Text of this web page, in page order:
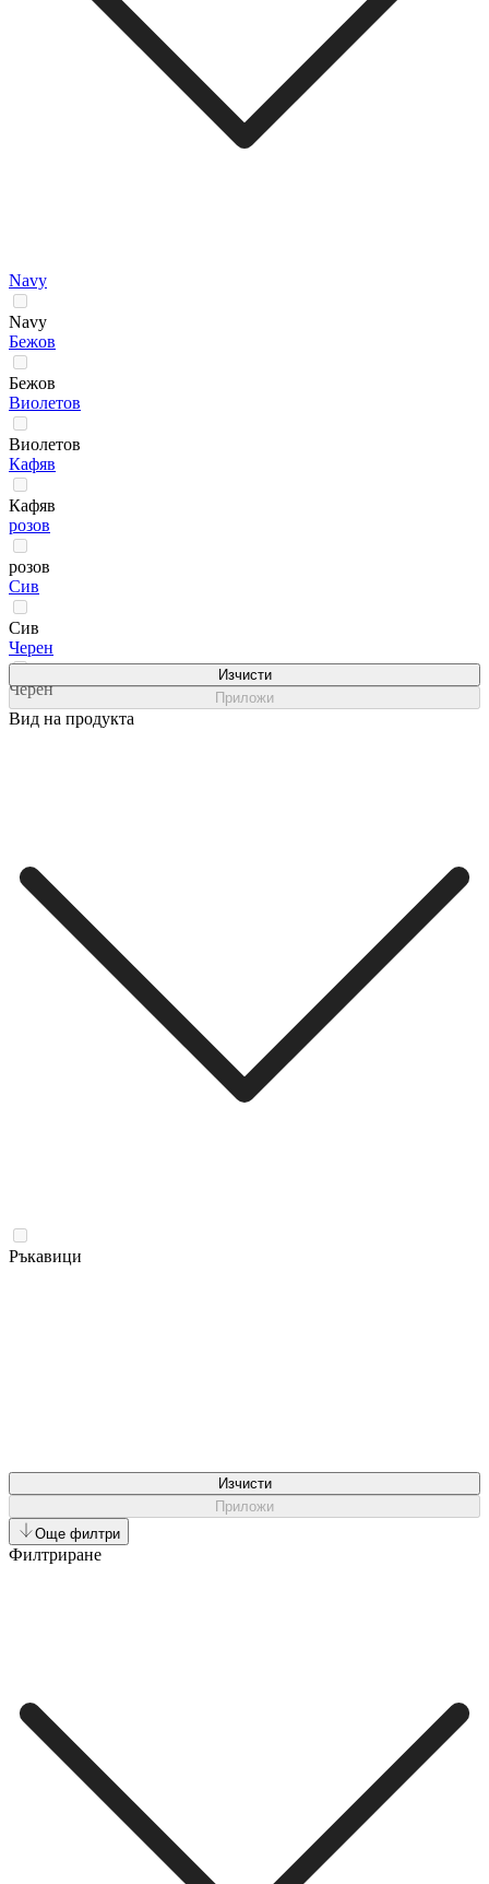
Navy
Navy
Бежов
Бежов
Виолетов
Виолетов
Кафяв
Кафяв
розов
розов
Сив
Сив
Черен
Черен
Изчисти
Приложи
Вид на продукта
Ръкавици
Изчисти
Приложи
Още филтри
Филтриране